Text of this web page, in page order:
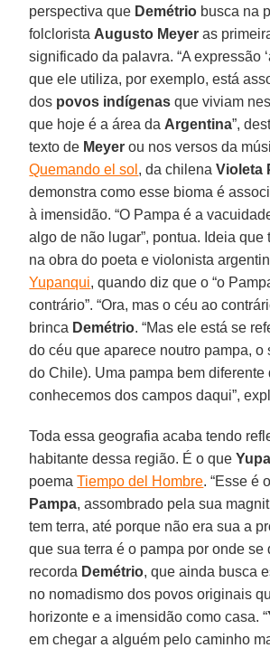
perspectiva que Demétrio busca na
folclorista Augusto Meyer as
significado da palavra. “A expressão
que ele utiliza, por exemplo, está
dos povos indígenas que viviam
que hoje é a área da Argentina”,
texto de Meyer ou nos versos da
Quemando el sol , da chilenaVioleta
demonstra como esse bioma é
à imensidão. “O Pampa é a
algo de não lugar”, pontua. Ideia que
na obra do poeta e violonista
Yupanqui, quando diz que o “o
contrário”. “Ora, mas o céu ao
brinca Demétrio. “Mas ele está se
do céu que aparece noutro pampa, o
do Chile). Uma pampa bem diferente
conhecemos dos campos daqui”,
Toda essa geografia acaba tendo
habitante dessa região. É o que
poemaTiempo del Hombre. “Esse é
Pampa, assombrado pela sua
tem terra, até porque não era sua a
que sua terra é o pampa por onde se
recorda Demétrio, que ainda busca
no nomadismo dos povos originais
horizonte e a imensidão como casa. “
em chegar a alguém pelo caminho